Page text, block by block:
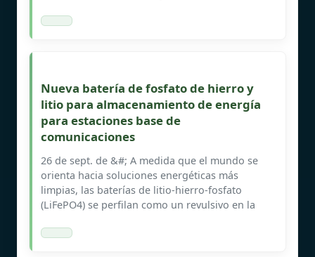
Nueva batería de fosfato de hierro y
litio para almacenamiento de energía
para estaciones base de
comunicaciones
26 de sept. de &#; A medida que el mundo se
orienta hacia soluciones energéticas más
limpias, las baterías de litio-hierro-fosfato
(LiFePO4) se perfilan como un revulsivo en la